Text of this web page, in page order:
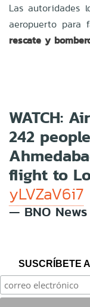
Las autoridades
aeropuerto para
rescate y
WATCH:
242
flight to
yLVZaV6i7
— BNO News
SUSCRÍBETE